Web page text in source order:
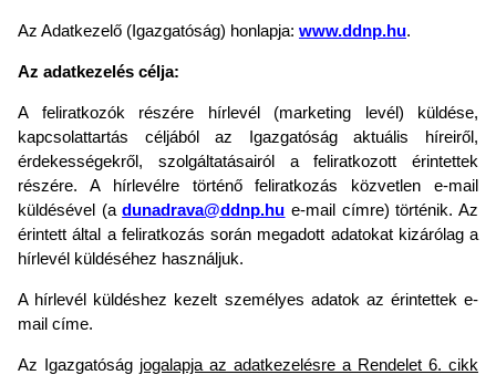
Az Adatkezelő (Igazgatóság) honlapja: www.ddnp.hu.
Az adatkezelés célja:
A feliratkozók részére hírlevél (marketing levél) küldése,
kapcsolattartás céljából az Igazgatóság aktuális híreiről,
érdekességekről, szolgáltatásairól a feliratkozott érintettek
részére. A hírlevélre történő feliratkozás közvetlen e-mail
küldésével (adunadrava@ddnp.hu e-mail címre) történik. Az
érintett által a feliratkozás során megadott adatokat kizárólag a
hírlevél küldéséhez használjuk.
A hírlevél küldéshez kezelt személyes adatok az érintettek e-
mail címe.
Az Igazgatóság jogalapja az adatkezelésre a Rendelet 6. cikk